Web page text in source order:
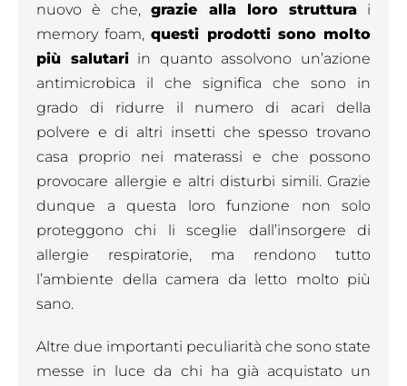
nuovo è che,grazie alla loro strutturai
memory foam,questi prodotti sono molto
più salutariin quanto assolvono un’azione
antimicrobica il che significa che sono in
grado di ridurre il numero di acari della
polvere e di altri insetti che spesso trovano
casa proprio nei materassi e che possono
provocare allergie e altri disturbi simili. Grazie
dunque a questa loro funzione non solo
proteggono chi li sceglie dall’insorgere di
allergie respiratorie, ma rendono tutto
l’ambiente della camera da letto molto più
sano.
Altre due importanti peculiarità che sono state
messe in luce da chi ha già acquistato un